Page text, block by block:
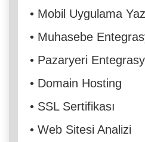
• Mobil Uygulama
• Muhasebe
• Pazaryeri
• Domain Hosting
• SSL Sertifikası
• Web Sitesi Analizi